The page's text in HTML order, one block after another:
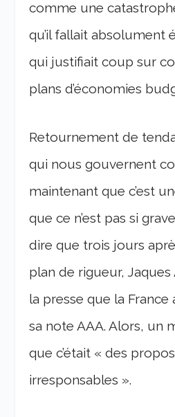
comme une
qu’il fallait absolument
qui justifiait coup sur
plans d’économies
Retournement de
qui nous gouvernent
maintenant que c’est
que ce n’est pas si
dire que trois jours
plan de rigueur,
la presse que la
sa note AAA. Alors, un
que c’était « des propos
irresponsables ».